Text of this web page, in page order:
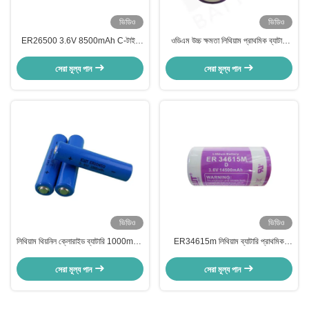
ভিডিও
ER26500 3.6V 8500mAh C-টাইপ
মিটারগুলির জন্য
সেরা মূল্য পান
ভিডিও
ওডিএম উচ্চ ক্ষমতা লিথিয়াম প্রাথমিক ব্যাটারি
সেরা মূল্য পান
ভিডিও
লিথিয়াম থিয়নিল ক্লোরাইড ব্যাটারি 1000mAh
সেরা মূল্য পান
ভিডিও
ER34615m লিথিয়াম ব্যাটারি প্রাথমিক
সেরা মূল্য পান